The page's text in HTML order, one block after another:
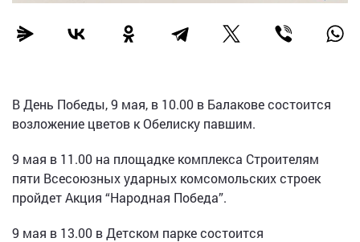
В День Победы, 9 мая, в 10.00 в Балакове состоится
возложение цветов к Обелиску павшим.
9 мая в 11.00 на площадке комплекса Строителям
пяти Всесоюзных ударных комсомольских строек
пройдет Акция “Народная Победа”.
9 мая в 13.00 в Детском парке состоится